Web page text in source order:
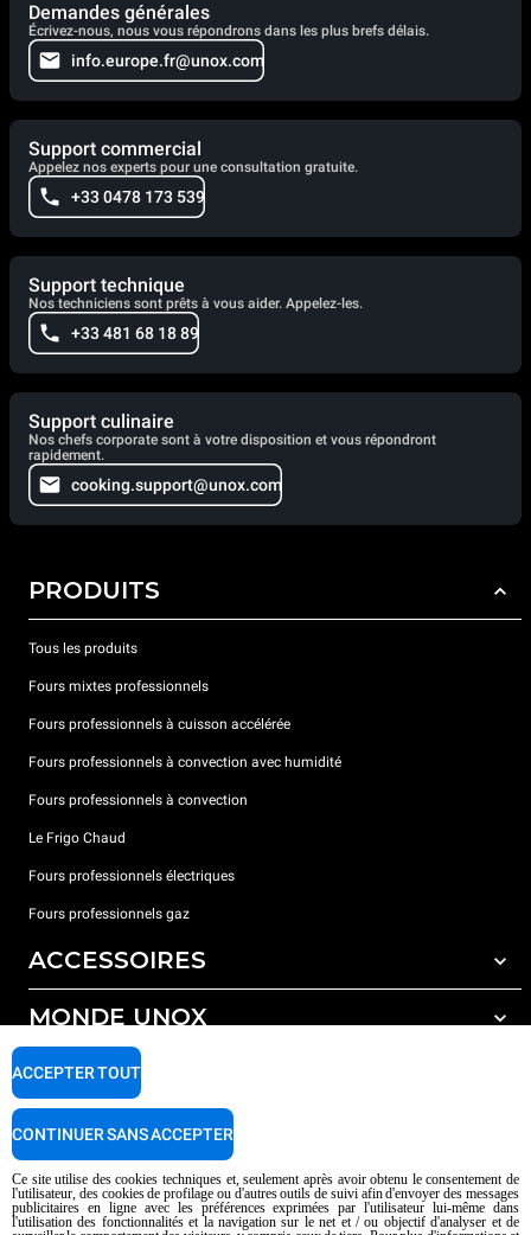
Demandes générales
Écrivez-nous, nous vous répondrons dans les plus brefs délais.
info.europe.fr@unox.com
Support commercial
Appelez nos experts pour une consultation gratuite.
+33 0478 173 539
Support technique
Nos techniciens sont prêts à vous aider. Appelez-les.
+33 481 68 18 89
Support culinaire
Nos chefs corporate sont à votre disposition et vous répondront
rapidement.
cooking.support@unox.com
PRODUITS
Tous les produits
Fours mixtes professionnels
Fours professionnels à cuisson accélérée
Fours professionnels à convection avec humidité
Fours professionnels à convection
Le Frigo Chaud
Fours professionnels électriques
Fours professionnels gaz
ACCESSOIRES
Tous les accessoires
Détergents pour lavage automatique
Détergents pour lavage manuel
Traitement de l'eau avec filtres à résine
MONDE UNOX
Nos bureaux dans le monde
SUPPORT
Garantie Unox
Trouver les Centres SAV
AI Content Disclaimer
Privacy policy Cookie policy
Ce site utilise des cookies techniques et, seulement après avoir obtenu le consentement de
l'utilisateur, des cookies de profilage ou d'autres outils de suivi afin d'envoyer des messages
publicitaires en ligne avec les préférences exprimées par l'utilisateur lui-même dans
l'utilisation des fonctionnalités et la navigation sur le net et / ou objectif d'analyser et de
ACCEPTER TOUT
CONTINUER SANS ACCEPTER